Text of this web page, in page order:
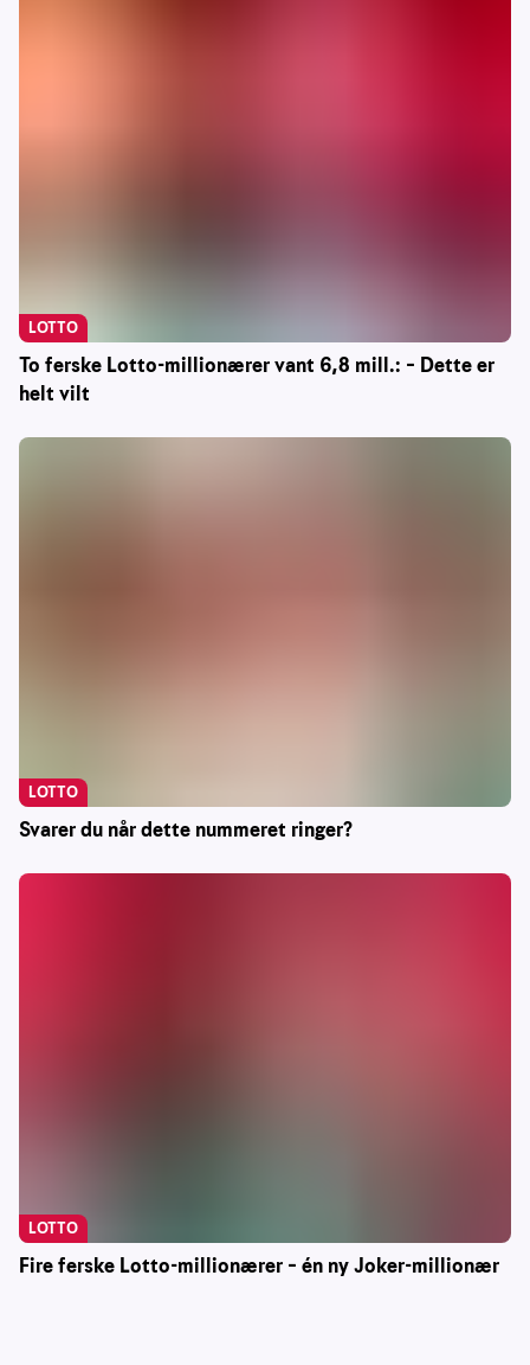
To ferske Lotto-millionærer vant 6,8 mill.: – Dette er
helt vilt
LOTTO
Svarer du når dette nummeret ringer?
LOTTO
Fire ferske Lotto-millionærer – én ny Joker-millionær
LOTTO